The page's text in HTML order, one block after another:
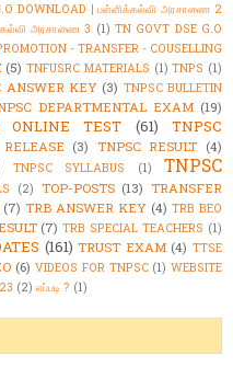
DOWNLOAD | பள்ளிக்கல்வி அரசாணை 2
அரசாணை 3 (1) TN GOVT DSE G.O
- TRANSFER - COUSELLING
(5) TNFUSRC MATERIALS (1) TNPS (1)
ANSWER KEY (3) TNPSC BULLETIN
DEPARTMENTAL EXAM (19)
ONLINE TEST (61)
TNPSC
(3) TNPSC RESULT (4)
TNPSC SYLLABUS (1)
TNPSC
(2) TOP-POSTS (13) TRANSFER
(7) TRB ANSWER KEY (4) TRB BEO
(7) TRB SPECIAL TEACHERS (1)
(161) TRUST EXAM (4) TTSE
(6) VIDEOS FOR TNPSC (1) WEBSITE
(2) எப்படி ? (1)